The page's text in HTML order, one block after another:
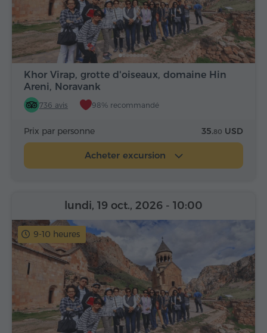
Khor Virap, grotte d'oiseaux, domaine Hin
Areni, Noravank
736 avis 98% recommandé
Prix par personne 35.80 USD
Acheter excursion
9-10 heures
lundi, 19 oct., 2026 - 10:00